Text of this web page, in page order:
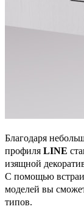
Благодаря
профиля LINE
изящной
С помощью
моделей вы
типов.